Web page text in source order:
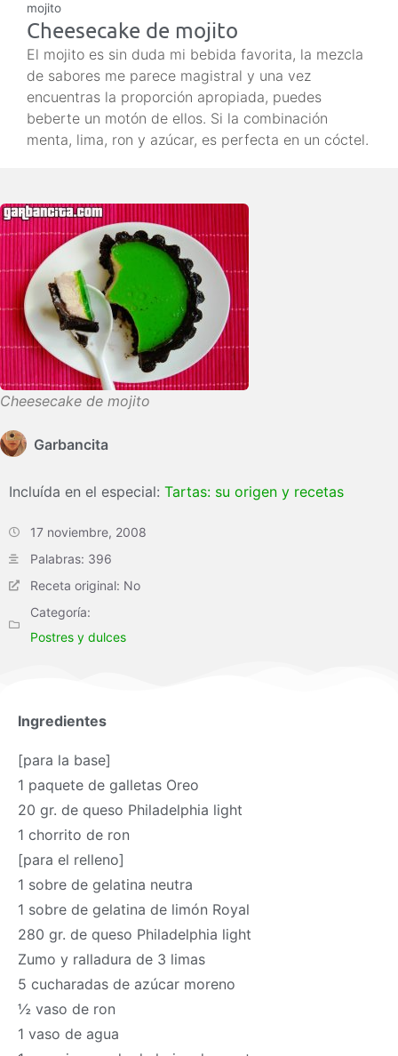
mojito
Cheesecake de mojito
El mojito es sin duda mi bebida favorita, la mezcla
de sabores me parece magistral y una vez
encuentras la proporción apropiada, puedes
beberte un motón de ellos. Si la combinación
menta, lima, ron y azúcar, es perfecta en un cóctel.
Cheesecake de mojito
Garbancita
Incluída en el especial: Tartas: su origen y recetas
17 noviembre, 2008
Palabras: 396
Receta original: No
Categoría:
Postres y dulces
Ingredientes
[para la base]
1 paquete de galletas Oreo
20 gr. de queso Philadelphia light
1 chorrito de ron
[para el relleno]
1 sobre de gelatina neutra
1 sobre de gelatina de limón Royal
280 gr. de queso Philadelphia light
Zumo y ralladura de 3 limas
5 cucharadas de azúcar moreno
½ vaso de ron
1 vaso de agua